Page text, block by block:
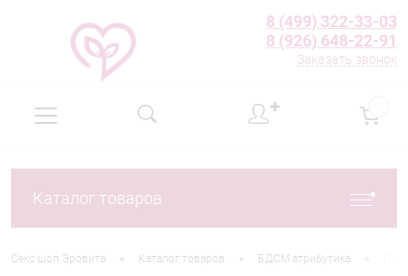
8 (499) 322-33-03
8 (926) 648-22-91
Заказать звонок
✚
Каталог товаров
Секс шоп Эровита Каталог товаров БДСМ атрибутика